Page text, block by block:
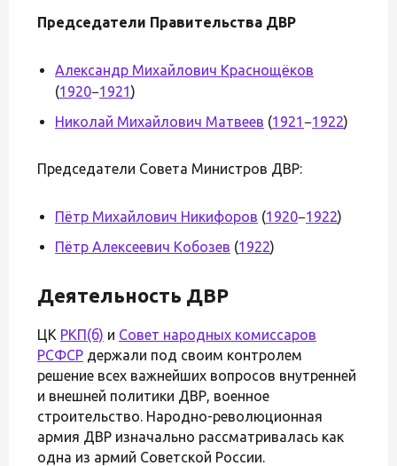
Председатели Правительства ДВР
Александр Михайлович Краснощёков
(1920−1921)
Николай Михайлович Матвеев (1921−1922)
Председатели Совета Министров ДВР:
Пётр Михайлович Никифоров (1920−1922)
Пётр Алексеевич Кобозев (1922)
Деятельность ДВР
ЦК РКП(б) и Совет народных комиссаров
РСФСР держали под своим контролем
решение всех важнейших вопросов внутренней
и внешней политики ДВР, военное
строительство. Народно-революционная
армия ДВР изначально рассматривалась как
одна из армий Советской России.